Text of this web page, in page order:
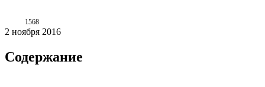
1568
2 ноября 2016
Содержание